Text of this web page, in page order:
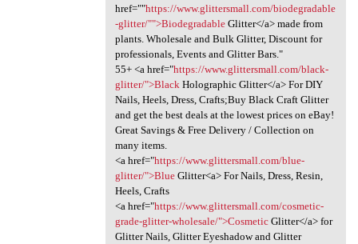
href=""https://www.glittersmall.com/biodegradable
-glitter/"">BiodegradableGlitter</a> made from
plants. Wholesale and Bulk Glitter, Discount for
professionals, Events and Glitter Bars."
55+ <a href="https://www.glittersmall.com/black-
glitter/">Black Holographic Glitter</a> For DIY
Nails, Heels, Dress, Crafts;Buy Black Craft Glitter
and get the best deals at the lowest prices on eBay!
Great Savings & Free Delivery / Collection on
many items.
<a href="https://www.glittersmall.com/blue-
glitter/">BlueGlitter<a> For Nails, Dress, Resin,
Heels, Crafts
<a href="https://www.glittersmall.com/cosmetic-
grade-glitter-wholesale/">CosmeticGlitter</a> for
Glitter Nails, Glitter Eyeshadow and Glitter